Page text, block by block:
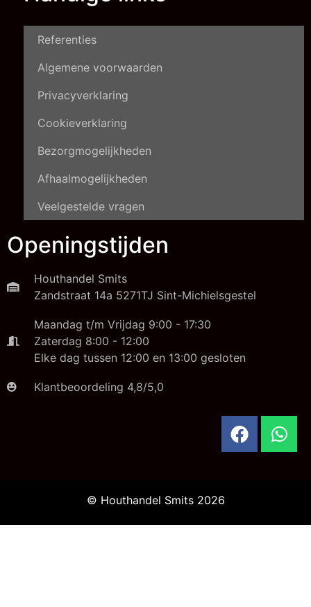
Referenties
Algemene voorwaarden
Privacyverklaring
Cookieverklaring
Bezorgmogelijkheden
Afhaalmogelijkheden
Veelgestelde vragen
Openingstijden
Houthandel Smits
Zandstraat 14a 5271TJ Sint-Michielsgestel
Maandag t/m Vrijdag 9:00 - 17:30
Zaterdag 8:00 - 12:00
Elke dag tussen 12:00 en 13:00 gesloten
Klantbeoordeling 4,8/5,0
© Houthandel Smits 2026